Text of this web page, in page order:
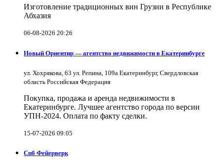
Изготовление традиционных вин Грузии в Республике
Абхазия
06-08-2026 20:26
Новый Ориентир — агентство недвижимости в Екатеринбурге
ул. Хохрякова, 63 ул. Репина, 109a Екатеринбург, Свердловская
область Российская Федерация
Покупка, продажа и аренда недвижимости в
Екатеринбурге. Лучшее агентство города по версии
УПН-2024. Оплата по факту сделки.
15-07-2026 09:05
Спб Фейерверк